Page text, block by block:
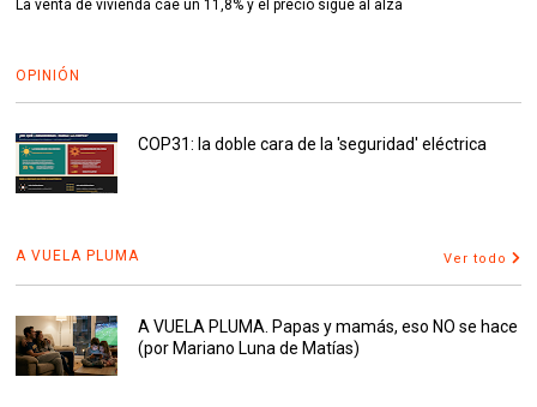
La venta de vivienda cae un 11,8% y el precio sigue al alza
OPINIÓN
COP31: la doble cara de la 'seguridad' eléctrica
A VUELA PLUMA Ver todo
A VUELA PLUMA. Papas y mamás, eso NO se hace
(por Mariano Luna de Matías)